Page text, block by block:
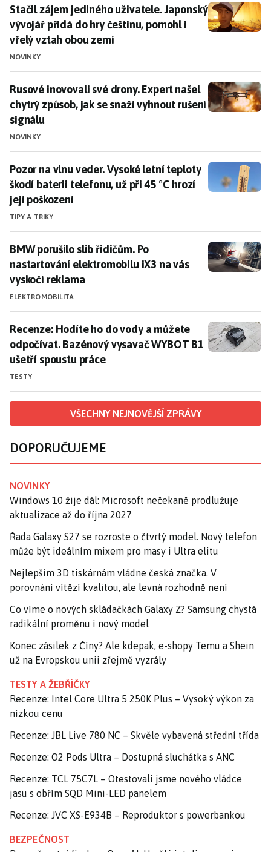
Stačil zájem jediného uživatele. Japonský vývojář
Stačil zájem jediného uživatele. Japonský
vývojář přidá do hry češtinu, pomohl i
vřelý vztah obou zemí
NOVINKY
Rusové inovovali své drony. Expert našel chytrý
Rusové inovovali své drony. Expert našel
chytrý způsob, jak se snaží vyhnout rušení
signálu
NOVINKY
Pozor na vlnu veder. Vysoké letní teploty škodí
Pozor na vlnu veder. Vysoké letní teploty
škodí baterii telefonu, už při 45 °C hrozí
její poškození
TIPY A TRIKY
BMW porušilo slib řidičům. Po nastartování
BMW porušilo slib řidičům. Po
nastartování elektromobilu iX3 na vás
vyskočí reklama
ELEKTROMOBILITA
Recenze: Hodíte ho do vody a můžete odpočívat.
Recenze: Hodíte ho do vody a můžete
odpočívat. Bazénový vysavač WYBOT B1
ušetří spoustu práce
TESTY
VŠECHNY NEJNOVĚJŠÍ ZPRÁVY
DOPORUČUJEME
NOVINKY
Windows 10 žije dál: Microsoft nečekaně prodlužuje
aktualizace až do října 2027
Řada Galaxy S27 se rozroste o čtvrtý model. Nový telefon
může být ideálním mixem pro masy i Ultra elitu
Nejlepším 3D tiskárnám vládne česká značka. V
porovnání vítězí kvalitou, ale levná rozhodně není
Co víme o nových skládačkách Galaxy Z? Samsung chystá
radikální proměnu i nový model
Konec zásilek z Číny? Ale kdepak, e-shopy Temu a Shein
už na Evropskou unii zřejmě vyzrály
TESTY A ŽEBŘÍČKY
Recenze: Intel Core Ultra 5 250K Plus – Vysoký výkon za
nízkou cenu
Recenze: JBL Live 780 NC – Skvěle vybavená střední třída
Recenze: O2 Pods Ultra – Dostupná sluchátka s ANC
Recenze: TCL 75C7L – Otestovali jsme nového vládce
jasu s obřím SQD Mini-LED panelem
Recenze: JVC XS-E934B – Reproduktor s powerbankou
BEZPEČNOST